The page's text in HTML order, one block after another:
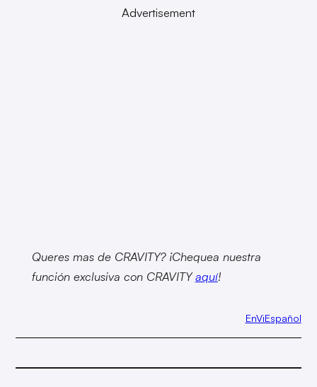
Advertisement
Queres mas de CRAVITY? ¡Chequea nuestra
función exclusiva con CRAVITYaquí!
EnViEspañol